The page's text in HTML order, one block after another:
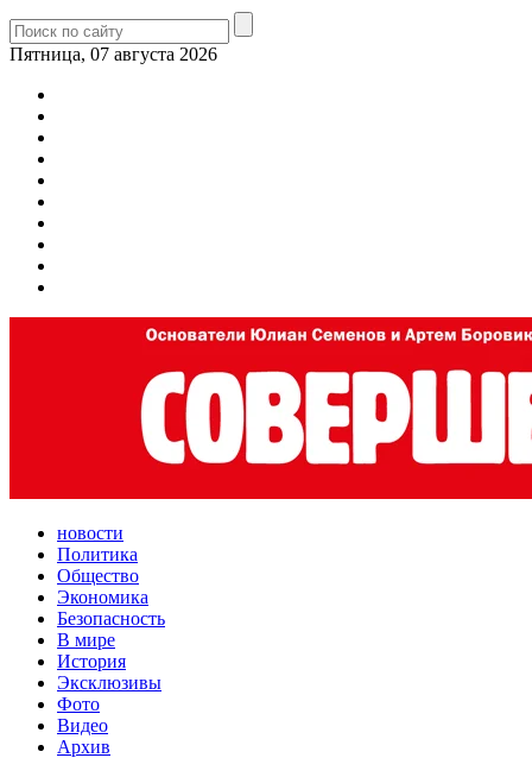
Пятница, 07 августа 2026
новости
Политика
Общество
Экономика
Безопасность
В мире
История
Эксклюзивы
Фото
Видео
Архив